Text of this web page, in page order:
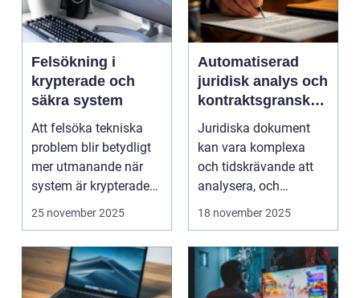
Felsökning i
krypterade och
säkra system
Att felsöka tekniska
problem blir betydligt
mer utmanande när
system är krypterade
oc...
25 november 2025
Automatiserad
juridisk analys och
kontraktsgranskni
ng
Juridiska dokument
kan vara komplexa
och tidskrävande att
analysera, och
felaktigheter eller mi...
18 november 2025